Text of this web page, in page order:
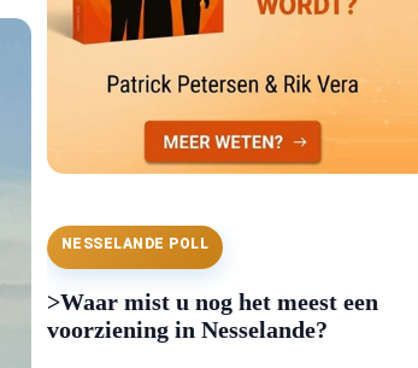
NESSELANDE POLL
>Waar mist u nog het meest een
voorziening in Nesselande?